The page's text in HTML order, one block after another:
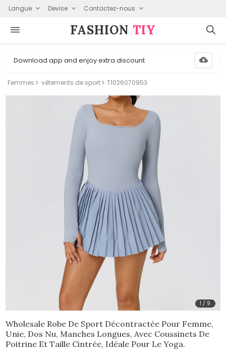
Langue Devise Contactez-nous
FASHION⁠ TIY
Download app and enjoy extra discount
Femmes vêtements de sport T1026070953
1 / 9
Wholesale Robe De Sport Décontractée Pour Femme,
Unie, Dos Nu, Manches Longues, Avec Coussinets De
Poitrine Et Taille Cintrée, Idéale Pour Le Yoga.